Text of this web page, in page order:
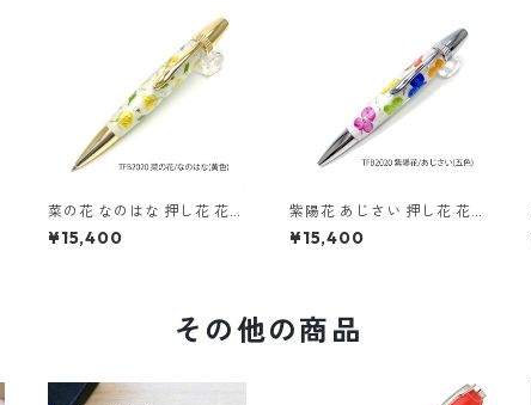
菜の花 なのはな 押し花 花柄
ペン パーカータイプ 黄色 イ
エロー TFB2020ye
¥15,400
紫陽花 あじさい 押し花 花柄
ペン パーカータイプ 5色 TF
B2020pa
¥15,400
その他の商品